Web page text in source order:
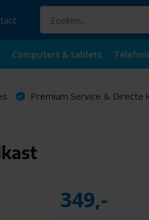
Computers & tablets
Premium Service & Directe
349,-